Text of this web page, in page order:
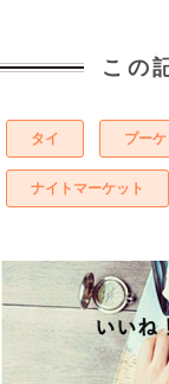
この
タイ プーケ
ナイトマーケット